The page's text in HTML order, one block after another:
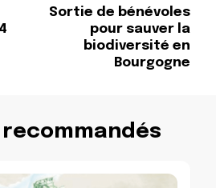
Sortie de bénévoles
pour sauver la
biodiversité en
Bourgogne